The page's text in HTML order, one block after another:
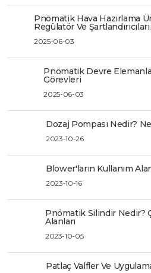
Pnömatik Hava Hazırlama
Regülatör Ve
2025-06-03
Pnömatik Devre
Görevleri
2025-06-03
Dozaj Pompası Nedir?
2023-10-26
Blower'ların Kullanım
2023-10-16
Pnömatik Silindir Nedir?
Alanları
2023-10-05
Patlaç Valfler Ve